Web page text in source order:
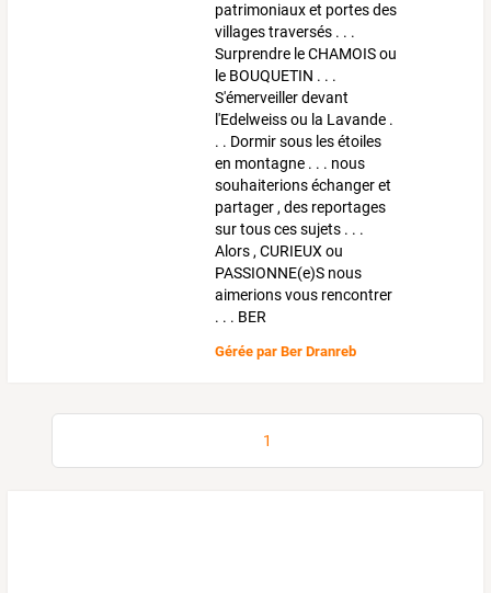
patrimoniaux et portes des
villages traversés . . .
Surprendre le CHAMOIS ou
le BOUQUETIN . . .
S'émerveiller devant
l'Edelweiss ou la Lavande .
. . Dormir sous les étoiles
en montagne . . . nous
souhaiterions échanger et
partager , des reportages
sur tous ces sujets . . .
Alors , CURIEUX ou
PASSIONNE(e)S nous
aimerions vous rencontrer
. . . BER
Gérée parBer Dranreb
1